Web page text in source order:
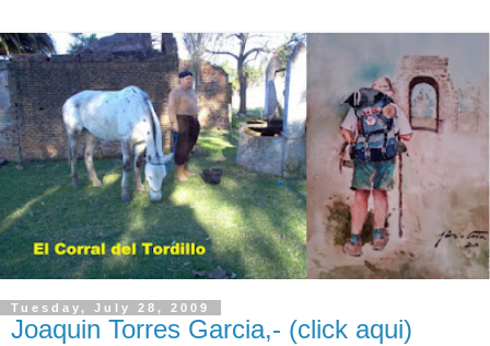
Tuesday, July 28, 2009
Joaquin Torres Garcia,- (click aqui)